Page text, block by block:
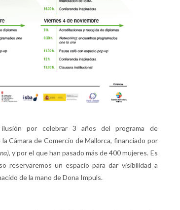
por celebrar 3 años del programa de
Cámara de Comercio de Mallorca, financiado por
, y por el que han pasado más de 400 mujeres. Es
reservaremos un espacio para dar visibilidad a
de la mano de Dona Impuls.